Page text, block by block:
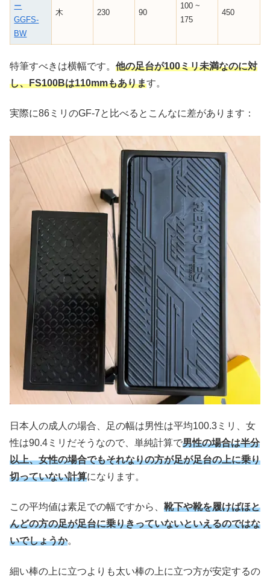
ー
GGFS-
BW
木 230 90
100 ~
175
450
特筆すべきは横幅です。 他の足台が100ミリ未満なのに対
し、FS100Bは110mmもあります。
実際に86ミリのGF-7と比べるとこんなに差があります：
日本人の成人の場合、足の幅は男性は平均100.3ミリ、女
性は90.4ミリだそうなので、単純計算で男性の場合は半分
以上、女性の場合でもそれなりの方が足が足台の上に乗り
切っていない計算になります。
この平均値は素足での幅ですから、 靴下や靴を履けばほと
んどの方の足が足台に乗りきっていないといえるのではな
いでしょうか。
細い棒の上に立つよりも太い棒の上に立つ方が安定するの